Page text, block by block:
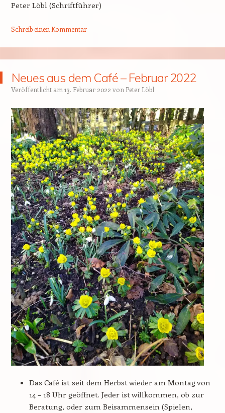
Peter Löbl (Schriftführer)
Schreib einen Kommentar
Neues aus dem Café – Februar 2022
Veröffentlicht am 13. Februar 2022 von Peter Löbl
Das Café ist seit dem Herbst wieder am Montag von
14 – 18 Uhr geöffnet. Jeder ist willkommen, ob zur
Beratung, oder zum Beisammensein (Spielen,